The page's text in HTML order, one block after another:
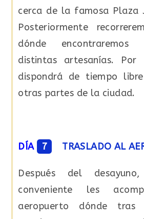
cerca de la famosa Plaza
Posteriormente
dónde encontraremos
distintas artesanías.
dispondrá de tiempo
otras partes de la ciudad.
DÍA 7 TRASLADO AL
Después del
conveniente les
aeropuerto dónde tras